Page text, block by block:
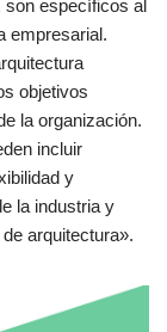
son específicos al
empresarial.
objetivos
la organización.
incluir
y
la industria y
arquitectura».